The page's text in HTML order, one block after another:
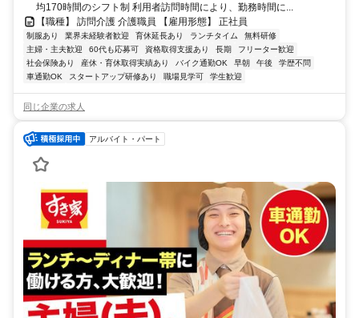
均170時間のシフト制 利用者訪問時間により、勤務時間に...
【職種】 訪問介護 介護職員 【雇用形態】 正社員
制服あり 業界未経験者歓迎 育休延長あり ランチタイム
無料研修
主婦・主夫歓迎
60代も応募可 資格取得支援あり 長期
フリーター歓迎
社会保険あり
産休・育休取得実績あり バイク通勤OK 早朝 午後
学歴不問
車通勤OK
スタートアップ研修あり 職場見学可 学生歓迎
同じ企業の求人
アルバイト・パート